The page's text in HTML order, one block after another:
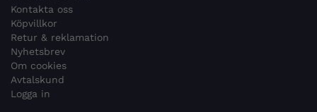
Kontakta oss
Köpvillkor
Retur & reklamation
Nyhetsbrev
Om cookies
Avtalskund
Logga in